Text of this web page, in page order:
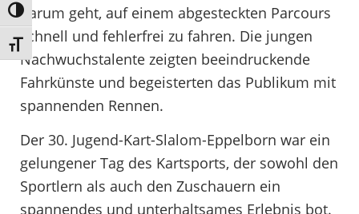
Umschalten auf hohe Kontraste
Schrift vergrößern
darum geht, auf einem abgesteckten Parcours
schnell und fehlerfrei zu fahren. Die jungen
Nachwuchstalente zeigten beeindruckende
Fahrkünste und begeisterten das Publikum mit
spannenden Rennen.
Der 30. Jugend-Kart-Slalom-Eppelborn war ein
gelungener Tag des Kartsports, der sowohl den
Sportlern als auch den Zuschauern ein
spannendes und unterhaltsames Erlebnis bot.